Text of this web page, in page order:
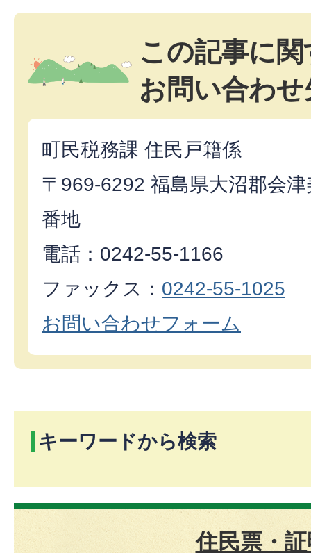
この記事に
お問い合わせ
町民税務課 住民戸籍係
〒969-6292 福島県大沼郡会
番地
電話：0242-55‐1166
ファックス： 0242-55-1025
お問い合わせフォーム
キーワードから検索
住民票・